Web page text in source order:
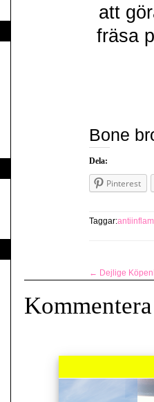
att
fräsa
Bone
Dela:
Pinterest
Taggar:
← Dejlige
Kommentera